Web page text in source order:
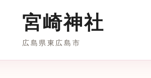
宮崎神社
広島県東広島市